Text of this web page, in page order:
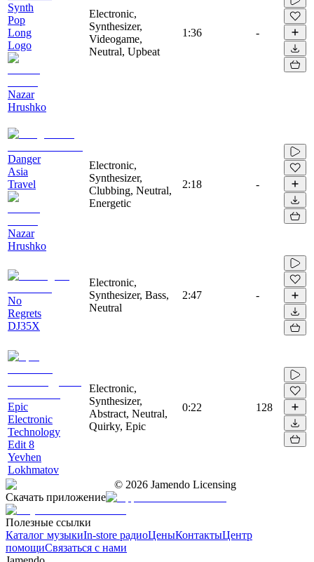
Synth
Pop
Long
Logo
Nazar
Hrushko
Electronic,
Synthesizer,
Videogame,
Neutral, Upbeat
1:36 -
Danger
Asia
Travel
Nazar
Hrushko
Electronic,
Synthesizer,
Clubbing, Neutral,
Energetic
2:18 -
No
Regrets
DJ35X
Electronic,
Synthesizer, Bass,
Neutral
2:47 -
Epic
Electronic
Technology
Edit 8
Yevhen
Lokhmatov
Electronic,
Synthesizer,
Abstract, Neutral,
Quirky, Epic
0:22 128
© 2026 Jamendo Licensing
Скачать приложение
Полезные ссылки
Каталог музыкиIn-store радиоЦеныКонтактыЦентр
помощиСвязаться с нами